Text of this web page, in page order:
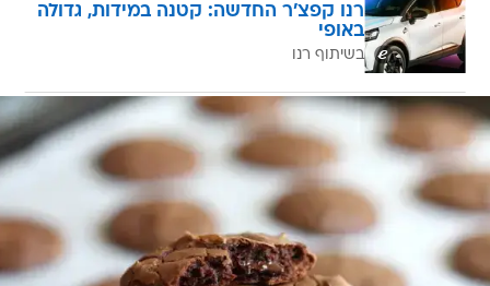
רנו קפצ'ר החדשה: קטנה במידות, גדולה
באופי
בשיתוף רנו